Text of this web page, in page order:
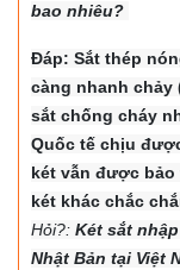
bao nhiêu?
Đáp: Sắt thép
càng nhanh chảy
sắt chống cháy
Quốc tế chịu
két vẫn được bảo
két khác chắc
Hỏi?: Két sắt
Nhật Bản tại Việt